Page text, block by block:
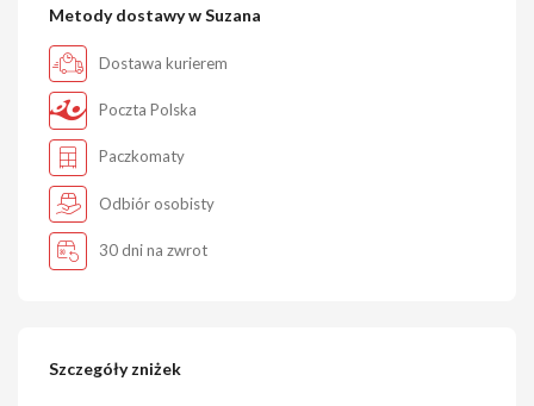
Metody dostawy w Suzana
Dostawa kurierem
Poczta Polska
Paczkomaty
Odbiór osobisty
30 dni na zwrot
Szczegóły zniżek